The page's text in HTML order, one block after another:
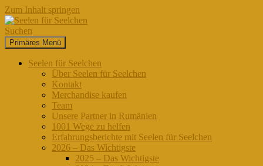
Zum Inhalt springen
Seelen für Seelchen
Suchen
Primäres Menü
Seelen für Seelchen
Über Seelen für Seelchen
Kontakt
Merchandise kaufen
Team
Unsere Partner in Rumänien
1001 Wege zu helfen
Erfahrungsberichte mit Seelen für Seelchen
2026 – Das Wichtigste
2025 – Das Wichtigste